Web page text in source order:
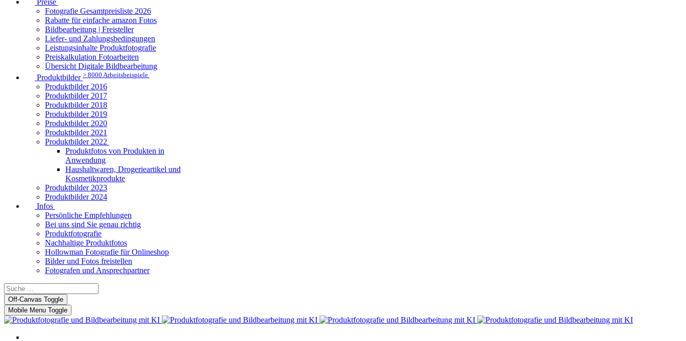
Fotografie Gesamtpreisliste 2026
Rabatte für einfache amazon Fotos
Bildbearbeitung | Freisteller
Liefer- und Zahlungsbedingungen
Leistungsinhalte Produktfotografie
Preiskalkulation Fotoarbeiten
Übersicht Digitale Bildbearbeitung
Produktbilder > 8000 Arbeitsbeispiele
Produktbilder 2016
Produktbilder 2017
Produktbilder 2018
Produktbilder 2019
Produktbilder 2020
Produktbilder 2021
Produktbilder 2022
Produktfotos von Produkten in
Anwendung
Haushaltwaren, Drogerieartikel und
Kosmetikprodukte
Produktbilder 2023
Produktbilder 2024
Infos
Persönliche Empfehlungen
Bei uns sind Sie genau richtig
Produktfotografie
Nachhaltige Produktfotos
Hollowman Fotografie für Onlineshop
Bilder und Fotos freistellen
Fotografen und Ansprechpartner
Off-Canvas Toggle
Mobile Menu Toggle